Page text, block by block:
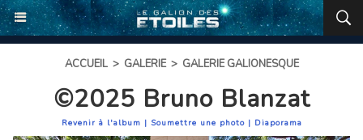
ACCUEIL > GALERIE > GALERIE GALIONESQUE
©2025 Bruno Blanzat
Revenir à l'album | Soumettre une photo | Diaporama